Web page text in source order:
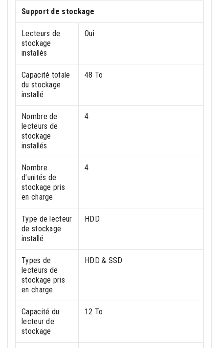
Support de stockage
Lecteurs de
stockage
installés
Oui
Capacité totale
du stockage
installé
48 To
Nombre de
lecteurs de
stockage
installés
4
Nombre
d'unités de
stockage pris
en charge
4
Type de lecteur
de stockage
installé
HDD
Types de
lecteurs de
stockage pris
en charge
HDD & SSD
Capacité du
lecteur de
stockage
12 To